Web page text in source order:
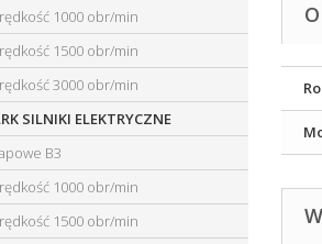
1000 obr/min
1500 obr/min
3000 obr/min
SILNIKI ELEKTRYCZNE
B3
1000 obr/min
1500 obr/min